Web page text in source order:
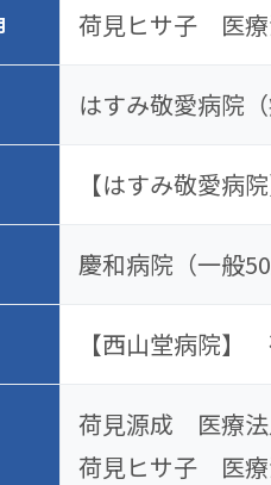
荷見ヒサ子 医療
はすみ敬愛病院
【はすみ敬愛
慶和病院（一般
【西山堂病院
荷見源成 医療
荷見ヒサ子 医